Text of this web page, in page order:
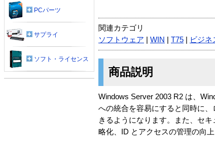
関連カテゴリ
ソフトウェア
WIN T75 ビジネ
商品説明
Windows Server 2003 R2 は、
への統合を容易にすると同時に
きるようになります。また、セ
略化、ID とアクセスの管理の向
PCパーツ
サプライ
ソフト・ライセンス